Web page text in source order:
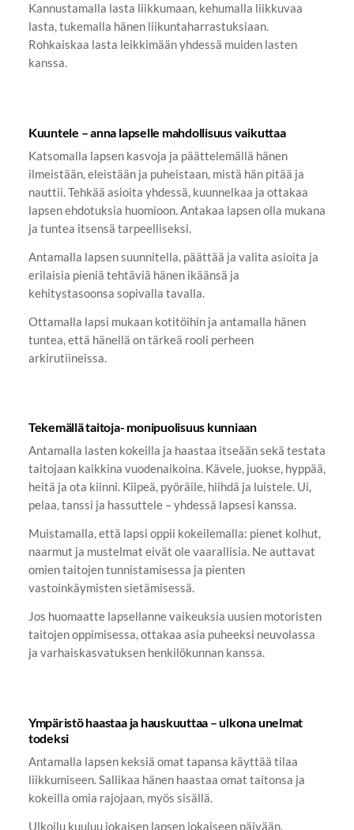
Kannustamalla lasta liikkumaan, kehumalla liikkuvaa
lasta, tukemalla hänen liikuntaharrastuksiaan.
Rohkaiskaa lasta leikkimään yhdessä muiden lasten
kanssa.
Kuuntele – anna lapselle mahdollisuus vaikuttaa
Katsomalla lapsen kasvoja ja päättelemällä hänen
ilmeistään, eleistään ja puheistaan, mistä hän pitää ja
nauttii. Tehkää asioita yhdessä, kuunnelkaa ja ottakaa
lapsen ehdotuksia huomioon. Antakaa lapsen olla mukana
ja tuntea itsensä tarpeelliseksi.
Antamalla lapsen suunnitella, päättää ja valita asioita ja
erilaisia pieniä tehtäviä hänen ikäänsä ja
kehitystasoonsa sopivalla tavalla.
Ottamalla lapsi mukaan kotitöihin ja antamalla hänen
tuntea, että hänellä on tärkeä rooli perheen
arkirutiineissa.
Tekemällä taitoja- monipuolisuus kunniaan
Antamalla lasten kokeilla ja haastaa itseään sekä testata
taitojaan kaikkina vuodenaikoina. Kävele, juokse, hyppää,
heitä ja ota kiinni. Kiipeä, pyöräile, hiihdä ja luistele. Ui,
pelaa, tanssi ja hassuttele – yhdessä lapsesi kanssa.
Muistamalla, että lapsi oppii kokeilemalla: pienet kolhut,
naarmut ja mustelmat eivät ole vaarallisia. Ne auttavat
omien taitojen tunnistamisessa ja pienten
vastoinkäymisten sietämisessä.
Jos huomaatte lapsellanne vaikeuksia uusien motoristen
taitojen oppimisessa, ottakaa asia puheeksi neuvolassa
ja varhaiskasvatuksen henkilökunnan kanssa.
Ympäristö haastaa ja hauskuuttaa – ulkona unelmat
todeksi
Antamalla lapsen keksiä omat tapansa käyttää tilaa
liikkumiseen. Sallikaa hänen haastaa omat taitonsa ja
kokeilla omia rajojaan, myös sisällä.
Ulkoilu kuuluu jokaisen lapsen jokaiseen päivään.